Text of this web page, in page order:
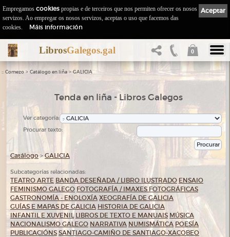
LibrosGalegos.gal 0
:: Comezo > Catálogo en liña > GALICIA
Tenda en liña - Libros Galegos
Ver categoría:
Procurar texto:
Catálogo >GALICIA
Subcategorías relacionadas:
TEATRO ARTE BANDA DESEÑADA / LIBRO ILUSTRADO ENSAIO
FEMINISMO GALEGO FOTOGRAFÍA / IMAXES FOTOGRÁFICAS
GASTRONOMÍA - ENOLOXÍA XEOGRAFÍA DE GALICIA
GUÍAS E MAPAS DE GALICIA HISTORIA DE GALICIA
INFANTIL E XUVENIL LIBROS DE TEXTO E MANUAIS MÚSICA
NACIONALISMO GALEGO NARRATIVA NUMISMÁTICA POESÍA
PUBLICACIÓNS SANTIAGO-CAMIÑO DE SANTIAGO-XACOBEO
Aceptar
Empregamos cookies propias e de terceiros que nos permiten ofrecer os nosos
servizos. Ao empregar os nosos servizos, aceptas o uso que facemos das
cookies.
Máis información